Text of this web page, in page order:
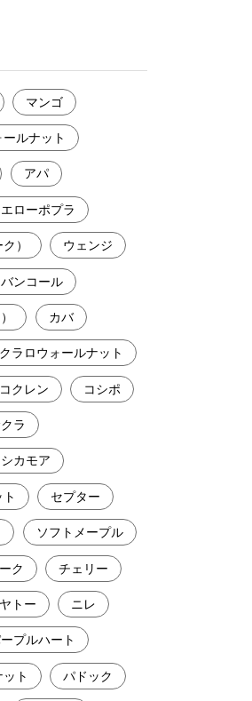
マンゴ
ルナット
アパ
ローポプラ
） ウェンジ
ンコール
カバ
クラロウォールナット
コクレン コシポ
ラ
シカモア
セプター
ソフトメープル
ク チェリー
トー ニレ
プルハート
ト パドック